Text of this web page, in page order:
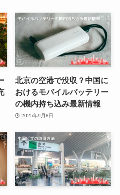
北京の空港で没収？中国に
おけるモバイルバッテリー
の機内持ち込み最新情報
2025年9月8日